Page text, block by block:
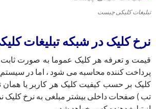
تبلیغات کلیکی چیست
نرخ کلیک در شبکه تبلیغات
قیمت و تعرفه هر کلیک عموما به صورت ثابت
پرداخت کننده محاسبه می شود ، اما در سیستم
کلیک بر حسب کیفیت کلیک هر کاربر یا همان
تب ) صفحات داخلی بیشتر مبلغی به نرخ کلیک